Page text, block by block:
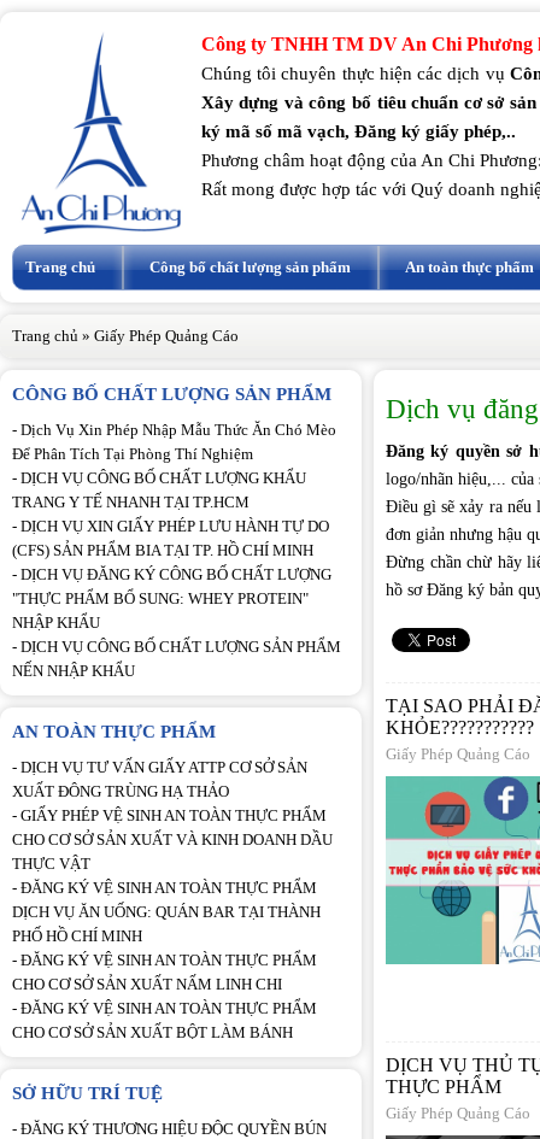
Công ty TNHH TM DV An Chi Phương
Chúng tôi chuyên thực hiện các dịch vụ
Xây dựng và công bố tiêu chuẩn cơ sở
ký mã số mã vạch, Đăng ký giấy phép,..
Phương châm hoạt động của An Chi
Rất mong được hợp tác với Quý doanh
Trang chủ Công bố chất lượng sản phẩm An toàn thực phẩm
Trang chủ » Giấy Phép Quảng Cáo
Dịch vụ
Đăng ký quyền sở
logo/nhãn hiệu,... của
Điều gì sẽ xảy ra nếu
đơn giản nhưng hậu
Đừng chần chừ hãy
hồ sơ Đăng ký bản
TẠI SAO PHẢI
KHỎE???????????
Giấy Phép Quảng Cáo
DỊCH VỤ THỦ
THỰC PHẨM
Giấy Phép Quảng Cáo
CÔNG BỐ CHẤT LƯỢNG SẢN PHẨM
- Dịch Vụ Xin Phép Nhập Mẫu Thức Ăn Chó Mèo
Để Phân Tích Tại Phòng Thí Nghiệm
- DỊCH VỤ CÔNG BỐ CHẤT LƯỢNG KHẨU
TRANG Y TẾ NHANH TẠI TP.HCM
- DỊCH VỤ XIN GIẤY PHÉP LƯU HÀNH TỰ DO
(CFS) SẢN PHẨM BIA TẠI TP. HỒ CHÍ MINH
- DỊCH VỤ ĐĂNG KÝ CÔNG BỐ CHẤT LƯỢNG
"THỰC PHẨM BỔ SUNG: WHEY PROTEIN"
NHẬP KHẨU
- DỊCH VỤ CÔNG BỐ CHẤT LƯỢNG SẢN PHẨM
NẾN NHẬP KHẨU
AN TOÀN THỰC PHẨM
- DỊCH VỤ TƯ VẤN GIẤY ATTP CƠ SỞ SẢN
XUẤT ĐÔNG TRÙNG HẠ THẢO
- GIẤY PHÉP VỆ SINH AN TOÀN THỰC PHẨM
CHO CƠ SỞ SẢN XUẤT VÀ KINH DOANH DẦU
THỰC VẬT
- ĐĂNG KÝ VỆ SINH AN TOÀN THỰC PHẨM
DỊCH VỤ ĂN UỐNG: QUÁN BAR TẠI THÀNH
PHỐ HỒ CHÍ MINH
- ĐĂNG KÝ VỆ SINH AN TOÀN THỰC PHẨM
CHO CƠ SỞ SẢN XUẤT NẤM LINH CHI
- ĐĂNG KÝ VỆ SINH AN TOÀN THỰC PHẨM
CHO CƠ SỞ SẢN XUẤT BỘT LÀM BÁNH
SỞ HỮU TRÍ TUỆ
- ĐĂNG KÝ THƯƠNG HIỆU ĐỘC QUYỀN BÚN